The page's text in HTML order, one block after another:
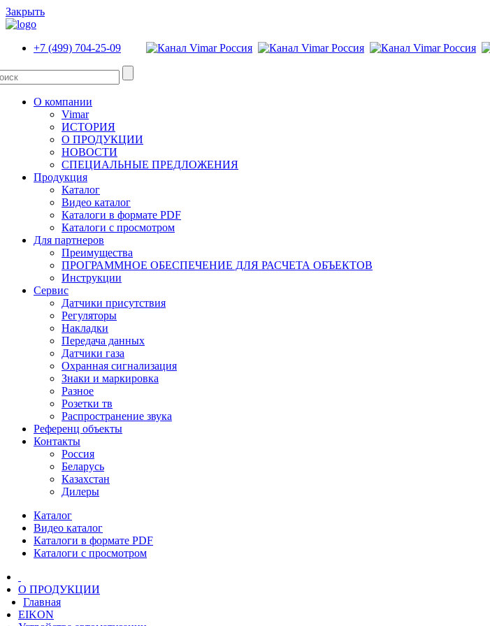
Закрыть
+7 (499) 704-25-09
О компании
Vimar
ИСТОРИЯ
О ПРОДУКЦИИ
НОВОСТИ
СПЕЦИАЛЬНЫЕ ПРЕДЛОЖЕНИЯ
Продукция
Каталог
Видео каталог
Каталоги в формате PDF
Каталоги с просмотром
Для партнеров
Преимущества
ПРОГРАММНОЕ ОБЕСПЕЧЕНИЕ ДЛЯ РАСЧЕТА ОБЪЕКТОВ
Инструкции
Сервис
Датчики присутствия
Регуляторы
Накладки
Передача данных
Датчики газа
Охранная сигнализация
Знаки и маркировка
Разное
Розетки тв
Распространение звука
Референц объекты
Контакты
Россия
Беларусь
Казахстан
Дилеры
Каталог
Видео каталог
Каталоги в формате PDF
Каталоги с просмотром
О ПРОДУКЦИИ
Главная
EIKON